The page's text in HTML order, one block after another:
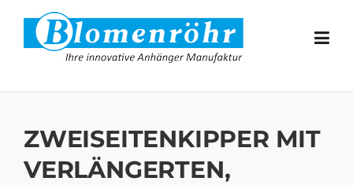
Skip to content
ZWEISEITENKIPPER MIT
VERLÄNGERTEN,